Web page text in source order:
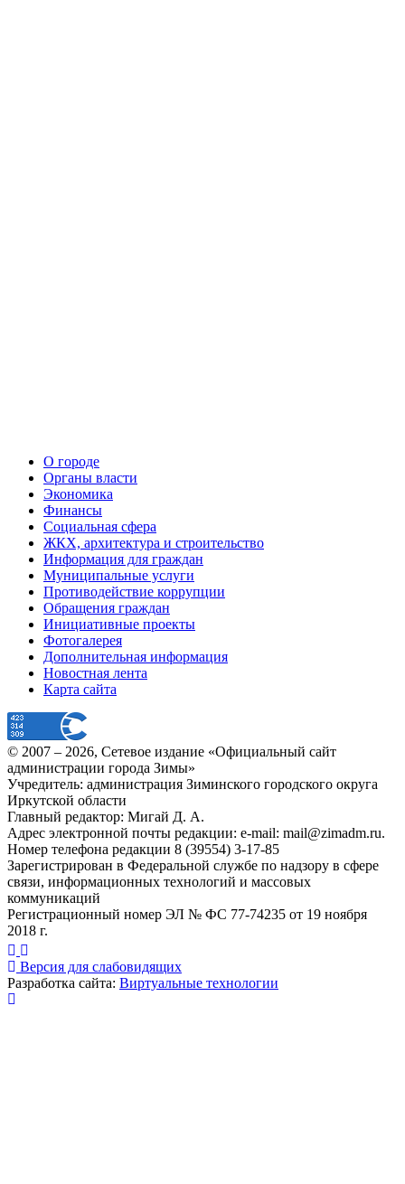
О городе
Органы власти
Экономика
Финансы
Социальная сфера
ЖКХ, архитектура и строительство
Информация для граждан
Муниципальные услуги
Противодействие коррупции
Обращения граждан
Инициативные проекты
Фотогалерея
Дополнительная информация
Новостная лента
Карта сайта
© 2007 – 2026, Сетевое издание «Официальный сайт
администрации города Зимы»
Учредитель: администрация Зиминского городского округа
Иркутской области
Главный редактор: Мигай Д. А.
Адрес электронной почты редакции: e-mail: mail@zimadm.ru.
Номер телефона редакции 8 (39554) 3-17-85
Зарегистрирован в Федеральной службе по надзору в сфере
связи, информационных технологий и массовых
коммуникаций
Регистрационный номер ЭЛ № ФС 77-74235 от 19 ноября
2018 г.
Версия для слабовидящих
Разработка сайта: Виртуальные технологии